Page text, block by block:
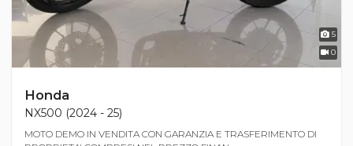
5
0
Honda
NX500 (2024 - 25)
MOTO DEMO IN VENDITA CON GARANZIA E TRASFERIMENTO DI